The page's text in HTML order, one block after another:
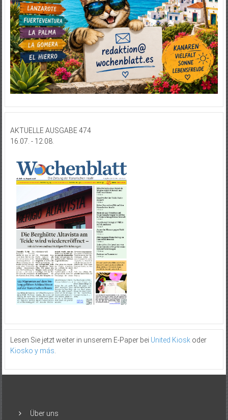
AKTUELLE AUSGABE 474
16.07. - 12.08.
Lesen Sie jetzt weiter in unserem E-Paper bei United Kioskoder
Kiosko y más.
Über uns